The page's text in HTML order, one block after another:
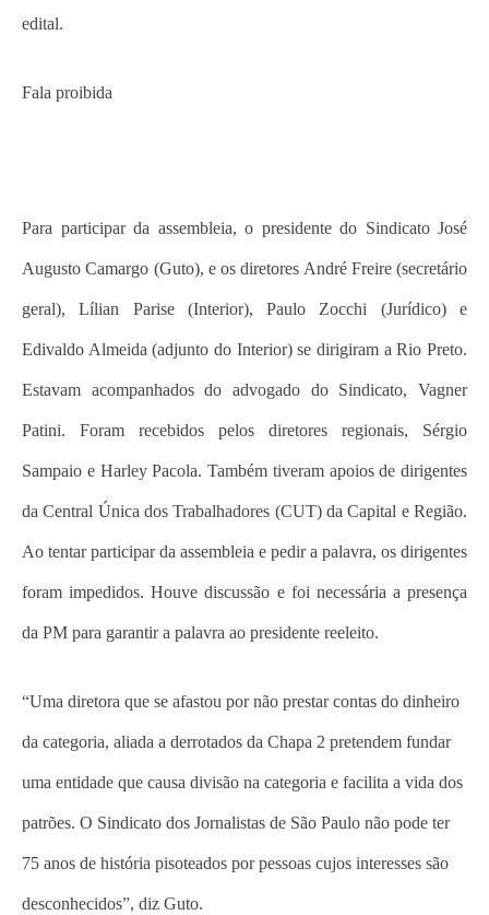
edital.
Fala proibida
Para participar da assembleia, o presidente do Sindicato José
Augusto Camargo (Guto), e os diretores André Freire (secretário
geral), Lílian Parise (Interior), Paulo Zocchi (Jurídico) e
Edivaldo Almeida (adjunto do Interior) se dirigiram a Rio Preto.
Estavam acompanhados do advogado do Sindicato, Vagner
Patini. Foram recebidos pelos diretores regionais, Sérgio
Sampaio e Harley Pacola. Também tiveram apoios de dirigentes
da Central Única dos Trabalhadores (CUT) da Capital e Região.
Ao tentar participar da assembleia e pedir a palavra, os dirigentes
foram impedidos. Houve discussão e foi necessária a presença
da PM para garantir a palavra ao presidente reeleito.
“Uma diretora que se afastou por não prestar contas do dinheiro
da categoria, aliada a derrotados da Chapa 2 pretendem fundar
uma entidade que causa divisão na categoria e facilita a vida dos
patrões. O Sindicato dos Jornalistas de São Paulo não pode ter
75 anos de história pisoteados por pessoas cujos interesses são
desconhecidos”, diz Guto.